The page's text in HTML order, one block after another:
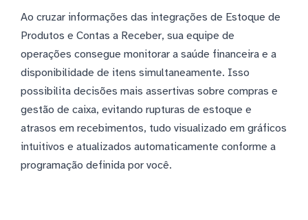
Ao cruzar informações das integrações de Estoque de
Produtos e Contas a Receber, sua equipe de
operações consegue monitorar a saúde financeira e a
disponibilidade de itens simultaneamente. Isso
possibilita decisões mais assertivas sobre compras e
gestão de caixa, evitando rupturas de estoque e
atrasos em recebimentos, tudo visualizado em gráficos
intuitivos e atualizados automaticamente conforme a
programação definida por você.